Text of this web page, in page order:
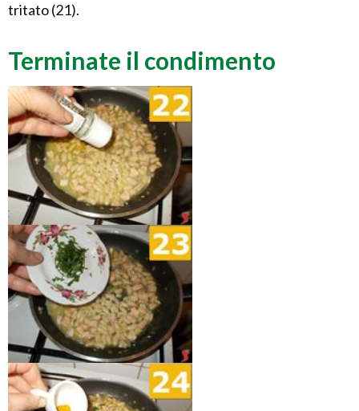
tritato (21).
Terminate il condimento